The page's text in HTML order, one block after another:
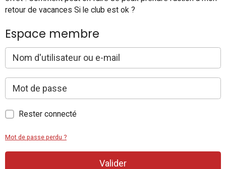
retour de vacances Si le club est ok ?
Espace membre
Rester connecté
Mot de passe perdu ?
Valider